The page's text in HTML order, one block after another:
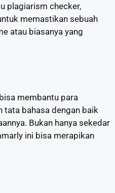
plagiarism checker,
memastikan sebuah
atau biasanya yang
membantu para
tata bahasa dengan baik
Bukan hanya sekedar
ini bisa merapikan